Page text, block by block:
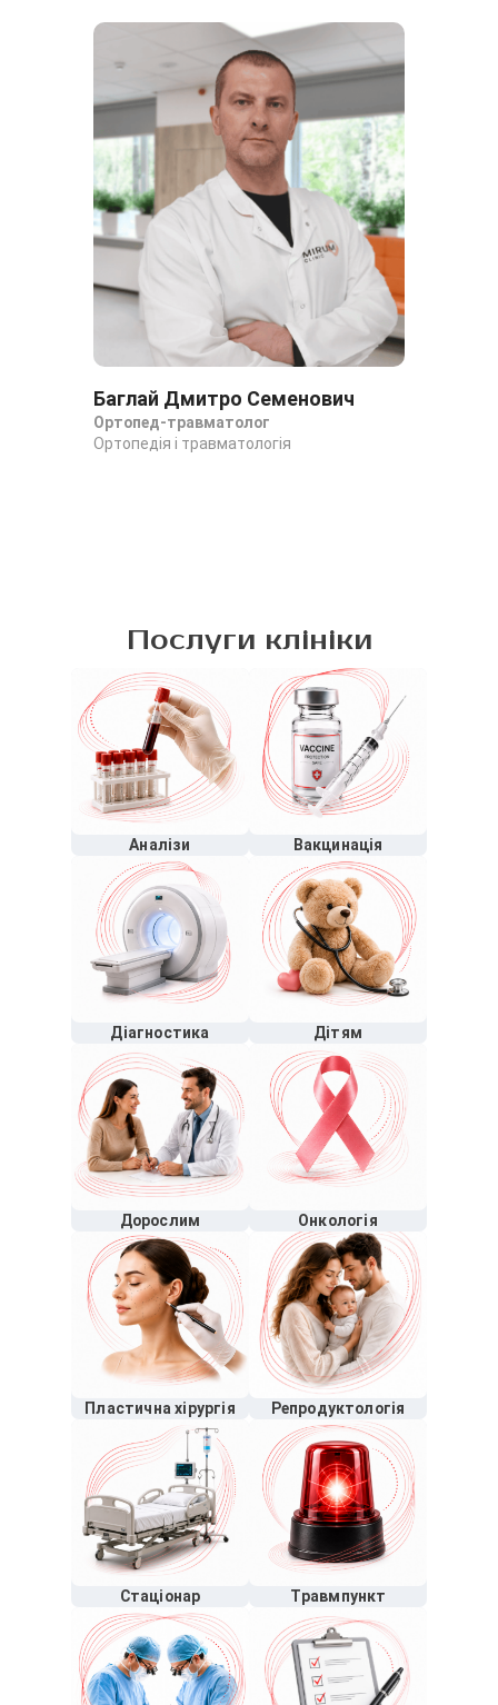
Баглай Дмитро Семенович
Ортопед-травматолог
Ортопедія і травматологія
Послуги клініки
Аналізи Вакцинація
Діагностика Дітям
Дорослим Онкологія
Пластична хірургія Репродуктологія
Стаціонар Травмпункт